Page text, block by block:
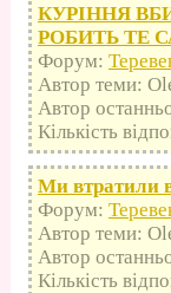
КУРІННЯ
РОБИТЬ ТЕ
Форум:
Автор теми:
Автор
Кількість
Ми втратили
Форум:
Автор теми:
Автор
Кількість